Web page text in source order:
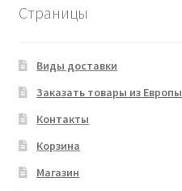
Страницы
Виды доставки
Заказать товары из Европы
Контакты
Корзина
Магазин